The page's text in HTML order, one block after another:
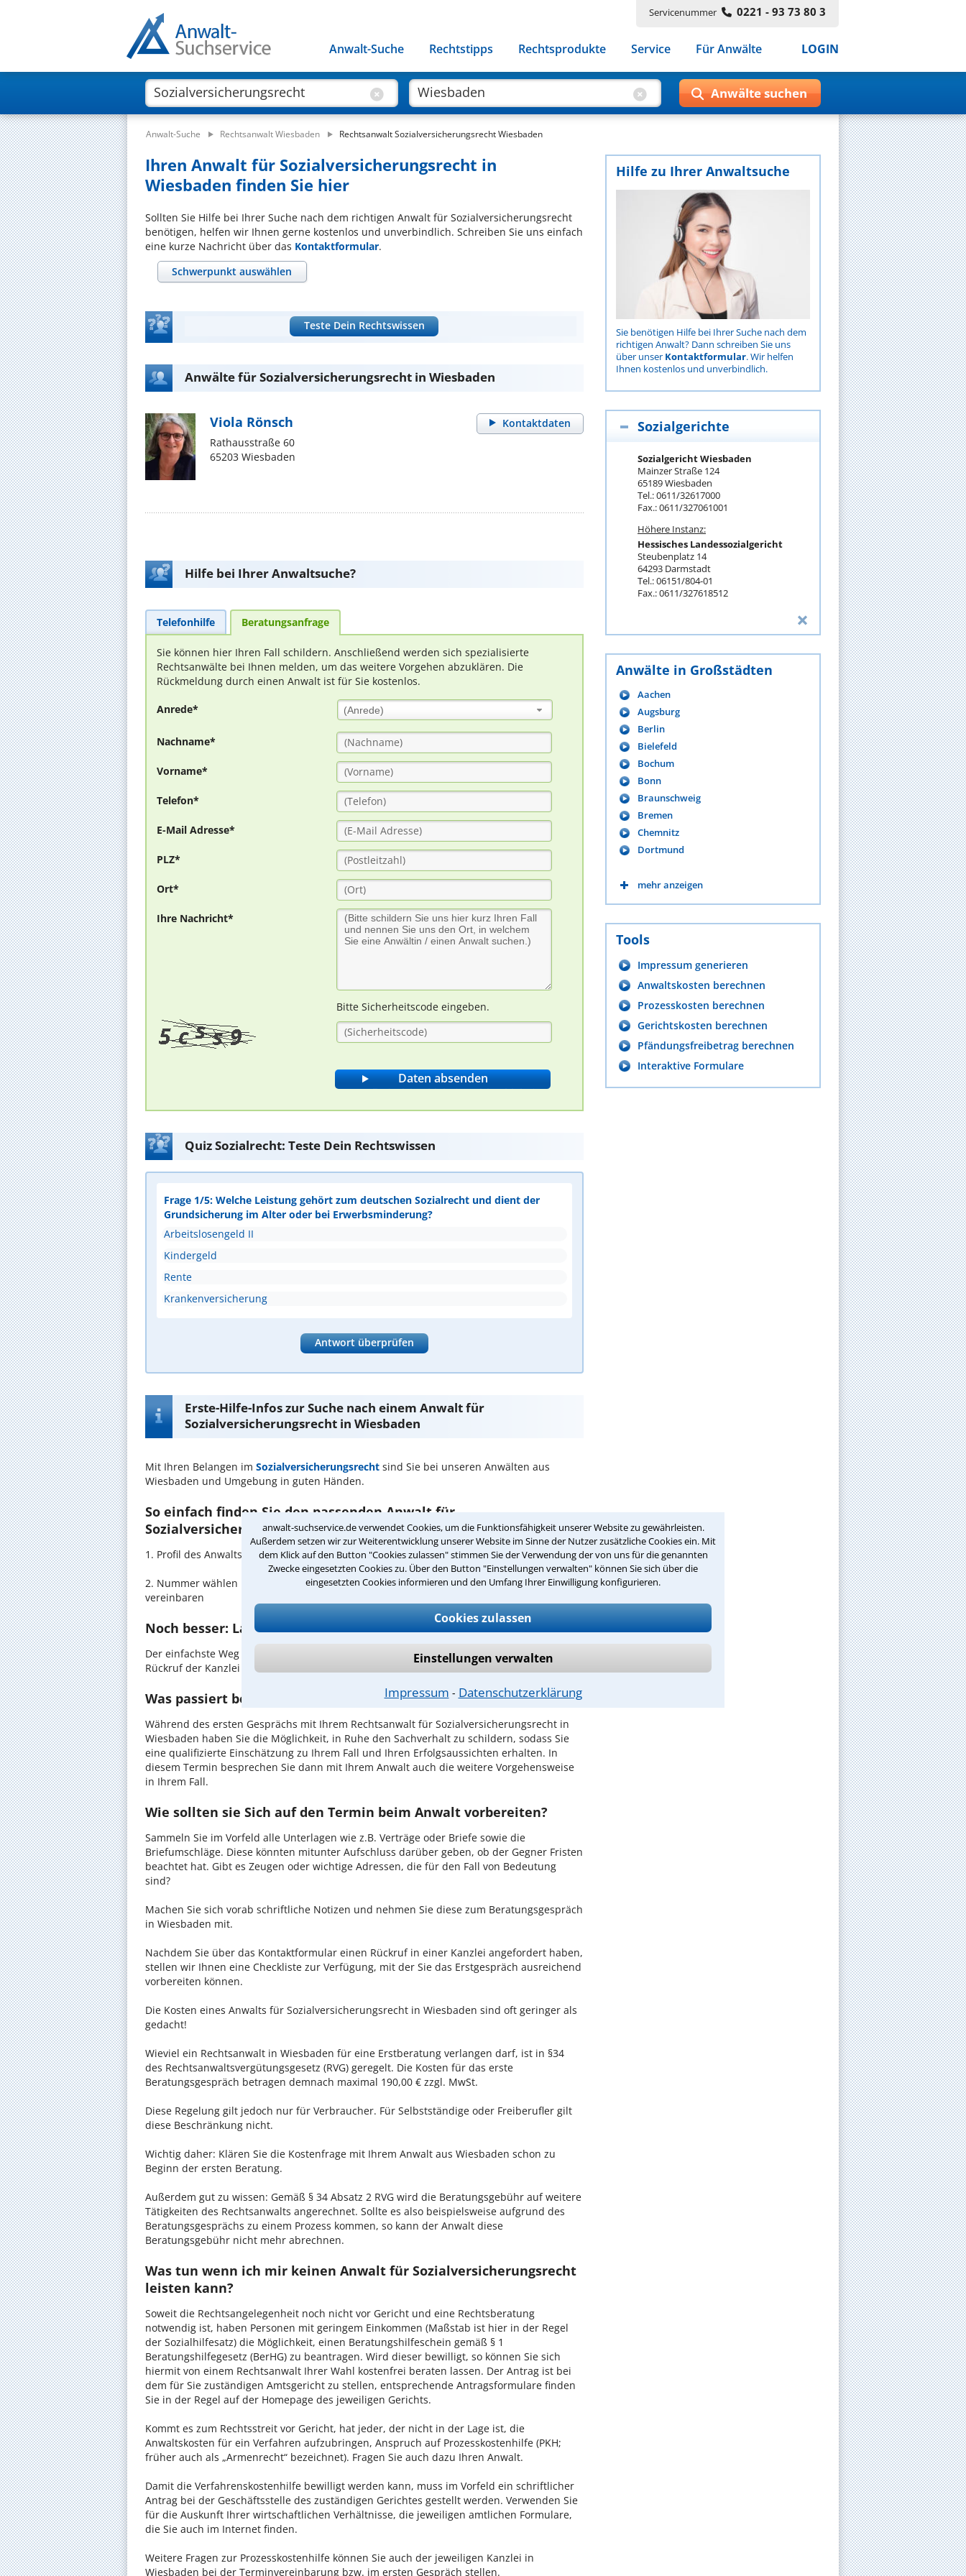
anwalt-suchservice.de verwendet Cookies, um die Funktionsfähigkeit unserer Website zu gewährleisten.
Außerdem setzen wir zur Weiterentwicklung unserer Website im Sinne der Nutzer zusätzliche Cookies ein. Mit
dem Klick auf den Button "Cookies zulassen" stimmen Sie der Verwendung der von uns für die genannten
Zwecke eingesetzten Cookies zu. Über den Button "Einstellungen verwalten" können Sie sich über die
eingesetzten Cookies informieren und den Umfang Ihrer Einwilligung konfigurieren.
Cookies zulassen
Einstellungen verwalten
Impressum ⁃ Datenschutzerklärung
Servicenummer 0221 - 93 73 80 3
Anwalt-Suche Rechtstipps Rechtsprodukte Service Für Anwälte LOGIN
Anwalt-Suche Rechtsanwalt Wiesbaden Rechtsanwalt Sozialversicherungsrecht Wiesbaden
Ihren Anwalt für Sozialversicherungsrecht in
Wiesbaden finden Sie hier
Sollten Sie Hilfe bei Ihrer Suche nach dem richtigen Anwalt für Sozialversicherungsrecht
benötigen, helfen wir Ihnen gerne kostenlos und unverbindlich. Schreiben Sie uns einfach
eine kurze Nachricht über das Kontaktformular.
Schwerpunkt auswählen
Teste Dein Rechtswissen
Anwälte für Sozialversicherungsrecht in Wiesbaden
Kontaktdaten
Viola Rönsch
Rathausstraße 60
65203 Wiesbaden
Hilfe bei Ihrer Anwaltsuche?
Telefonhilfe Beratungsanfrage
Sie können hier Ihren Fall schildern. Anschließend werden sich spezialisierte
Rechtsanwälte bei Ihnen melden, um das weitere Vorgehen abzuklären. Die
Rückmeldung durch einen Anwalt ist für Sie kostenlos.
Anrede* (Anrede)
Nachname*
Vorname*
Telefon*
E-Mail Adresse*
PLZ*
Ort*
Ihre Nachricht*
Bitte Sicherheitscode eingeben.
Quiz Sozialrecht: Teste Dein Rechtswissen
Frage 1/5: Welche Leistung gehört zum deutschen Sozialrecht und dient der
Grundsicherung im Alter oder bei Erwerbsminderung?
Arbeitslosengeld II
Kindergeld
Rente
Krankenversicherung
Antwort überprüfen
Erste-Hilfe-Infos zur Suche nach einem Anwalt für
Sozialversicherungsrecht in Wiesbaden
Mit Ihren Belangen im Sozialversicherungsrecht sind Sie bei unseren Anwälten aus
Wiesbaden und Umgebung in guten Händen.
So einfach finden Sie den passenden Anwalt für
Sozialversicherungsrecht in Wiesbaden:
1. Profil des Anwalts für Sozialversicherungsrecht in Ihrer Umgebung auswählen
2. Nummer wählen und direkt mit der Kanzlei in Wiesbaden einen Beratungstermin
vereinbaren
Noch besser: Lassen Sie sich zurückrufen
Der einfachste Weg zum Anwalt in Wiesbaden ist es, über unser Kontaktformular einen
Rückruf der Kanzlei anzufordern - probieren Sie es gleich aus.
Was passiert beim anwaltlichen Erstgespräch in Wiesbaden?
Während des ersten Gesprächs mit Ihrem Rechtsanwalt für Sozialversicherungsrecht in
Wiesbaden haben Sie die Möglichkeit, in Ruhe den Sachverhalt zu schildern, sodass Sie
eine qualifizierte Einschätzung zu Ihrem Fall und Ihren Erfolgsaussichten erhalten. In
diesem Termin besprechen Sie dann mit Ihrem Anwalt auch die weitere Vorgehensweise
in Ihrem Fall.
Wie sollten sie Sich auf den Termin beim Anwalt vorbereiten?
Sammeln Sie im Vorfeld alle Unterlagen wie z.B. Verträge oder Briefe sowie die
Briefumschläge. Diese könnten mitunter Aufschluss darüber geben, ob der Gegner Fristen
beachtet hat. Gibt es Zeugen oder wichtige Adressen, die für den Fall von Bedeutung
sind?
Machen Sie sich vorab schriftliche Notizen und nehmen Sie diese zum Beratungsgespräch
in Wiesbaden mit.
Nachdem Sie über das Kontaktformular einen Rückruf in einer Kanzlei angefordert haben,
stellen wir Ihnen eine Checkliste zur Verfügung, mit der Sie das Erstgespräch ausreichend
vorbereiten können.
Die Kosten eines Anwalts für Sozialversicherungsrecht in Wiesbaden sind oft geringer als
gedacht!
Wieviel ein Rechtsanwalt in Wiesbaden für eine Erstberatung verlangen darf, ist in §34
des Rechtsanwaltsvergütungsgesetz (RVG) geregelt. Die Kosten für das erste
Beratungsgespräch betragen demnach maximal 190,00 € zzgl. MwSt.
Diese Regelung gilt jedoch nur für Verbraucher. Für Selbstständige oder Freiberufler gilt
diese Beschränkung nicht.
Wichtig daher: Klären Sie die Kostenfrage mit Ihrem Anwalt aus Wiesbaden schon zu
Beginn der ersten Beratung.
Außerdem gut zu wissen: Gemäß § 34 Absatz 2 RVG wird die Beratungsgebühr auf weitere
Tätigkeiten des Rechtsanwalts angerechnet. Sollte es also beispielsweise aufgrund des
Beratungsgesprächs zu einem Prozess kommen, so kann der Anwalt diese
Beratungsgebühr nicht mehr abrechnen.
Was tun wenn ich mir keinen Anwalt für Sozialversicherungsrecht
leisten kann?
Soweit die Rechtsangelegenheit noch nicht vor Gericht und eine Rechtsberatung
notwendig ist, haben Personen mit geringem Einkommen (Maßstab ist hier in der Regel
der Sozialhilfesatz) die Möglichkeit, einen Beratungshilfeschein gemäß § 1
Beratungshilfegesetz (BerHG) zu beantragen. Wird dieser bewilligt, so können Sie sich
hiermit von einem Rechtsanwalt Ihrer Wahl kostenfrei beraten lassen. Der Antrag ist bei
dem für Sie zuständigen Amtsgericht zu stellen, entsprechende Antragsformulare finden
Sie in der Regel auf der Homepage des jeweiligen Gerichts.
Kommt es zum Rechtsstreit vor Gericht, hat jeder, der nicht in der Lage ist, die
Anwaltskosten für ein Verfahren aufzubringen, Anspruch auf Prozesskostenhilfe (PKH;
früher auch als „Armenrecht“ bezeichnet). Fragen Sie auch dazu Ihren Anwalt.
Damit die Verfahrenskostenhilfe bewilligt werden kann, muss im Vorfeld ein schriftlicher
Antrag bei der Geschäftsstelle des zuständigen Gerichtes gestellt werden. Verwenden Sie
für die Auskunft Ihrer wirtschaftlichen Verhältnisse, die jeweiligen amtlichen Formulare,
die Sie auch im Internet finden.
Weitere Fragen zur Prozesskostenhilfe können Sie auch der jeweiligen Kanzlei in
Wiesbaden bei der Terminvereinbarung bzw. im ersten Gespräch stellen.
Hilfe zu Ihrer Anwaltsuche
Sie benötigen Hilfe bei Ihrer Suche nach dem
richtigen Anwalt? Dann schreiben Sie uns
über unser Kontaktformular. Wir helfen
Ihnen kostenlos und unverbindlich.
Sozialgerichte
Sozialgericht Wiesbaden
Mainzer Straße 124
65189 Wiesbaden
Tel.: 0611/32617000
Fax.: 0611/327061001
Höhere Instanz:
Hessisches Landessozialgericht
Steubenplatz 14
64293 Darmstadt
Tel.: 06151/804-01
Fax.: 0611/327618512
Anwälte in Großstädten
Aachen
Augsburg
Berlin
Bielefeld
Bochum
Bonn
Braunschweig
Bremen
Chemnitz
Dortmund
mehr anzeigen
Tools
Impressum generieren
Anwaltskosten berechnen
Prozesskosten berechnen
Gerichtskosten berechnen
Pfändungsfreibetrag berechnen
Interaktive Formulare